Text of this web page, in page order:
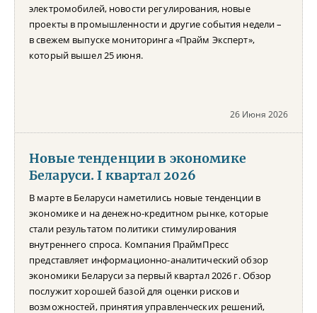
электромобилей, новости регулирования, новые
проекты в промышленности и другие события недели –
в свежем выпуске мониторинга «Прайм Эксперт»,
который вышел 25 июня.
26 Июня 2026
Новые тенденции в экономике
Беларуси. I квартал 2026
В марте в Беларуси наметились новые тенденции в
экономике и на денежно-кредитном рынке, которые
стали результатом политики стимулирования
внутреннего спроса. Компания ПраймПресс
представляет информационно-аналитический обзор
экономики Беларуси за первый квартал 2026 г. Обзор
послужит хорошей базой для оценки рисков и
возможностей, принятия управленческих решений,